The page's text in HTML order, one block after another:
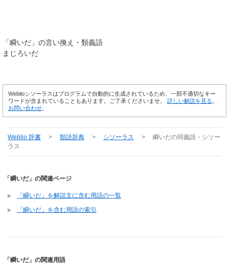
「瞬いだ 」の言い換え・類義語
まじろいだ
Weblioシソーラスはプログラムで自動的に生成されているため、一部不適切なキー
ワードが含まれていることもあります。ご了承くださいませ。 詳しい解説を見る
お問い合わせ
Weblio 辞書 > 類語辞典 > シソーラス > 瞬いだの同義語・シソー
ラス
「瞬いだ」の関連ページ
「瞬いだ」を解説文に含む用語の一覧
「瞬いだ」を含む用語の索引
「瞬いだ」の関連用語